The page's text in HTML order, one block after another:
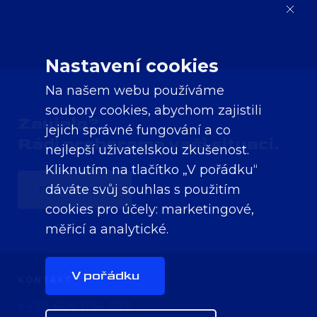
Nastavení cookies
Na našem webu používáme
soubory cookies, abychom zajistili
jejich správné fungování a co
nejlepší uživatelskou zkušenost.
Kliknutím na tlačítko „V pořádku“
dáváte svůj souhlas s použitím
cookies pro účely: marketingové,
měřicí a analytické.
V pořádku
Zaujalo?
Rádi probereme vaši situaci.
Napište nám
+420 606 036 070